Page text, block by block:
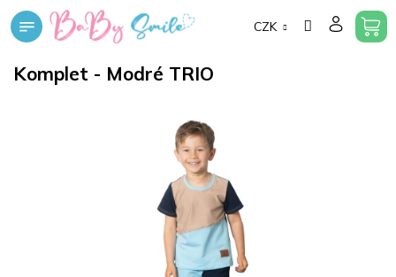
Přejít
na
CZK
Komplet - Modré TRIO